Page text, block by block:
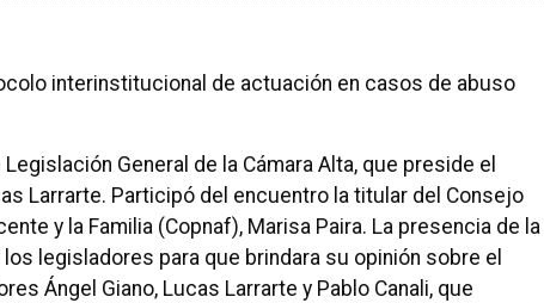
interinstitucional de actuación en casos de abuso
General de la Cámara Alta, que preside el
Larrarte. Participó del encuentro la titular del Consejo
y la Familia (Copnaf), Marisa Paira. La presencia de la
legisladores para que brindara su opinión sobre el
Ángel Giano, Lucas Larrarte y Pablo Canali, que